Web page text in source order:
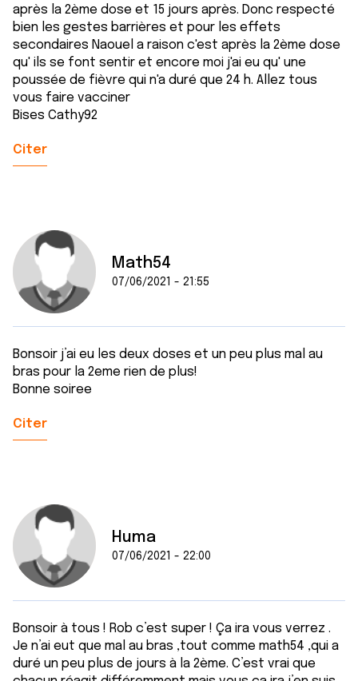
après la 2ème dose et 15 jours après. Donc respecté
bien les gestes barrières et pour les effets
secondaires Naouel a raison c'est après la 2ème dose
qu' ils se font sentir et encore moi j'ai eu qu' une
poussée de fièvre qui n'a duré que 24 h. Allez tous
vous faire vacciner
Bises Cathy92
Citer
Math54
07/06/2021 - 21:55
Bonsoir j’ai eu les deux doses et un peu plus mal au
bras pour la 2eme rien de plus!
Bonne soiree
Citer
Huma
07/06/2021 - 22:00
Bonsoir à tous ! Rob c’est super ! Ça ira vous verrez .
Je n’ai eut que mal au bras ,tout comme math54 ,qui a
duré un peu plus de jours à la 2ème. C’est vrai que